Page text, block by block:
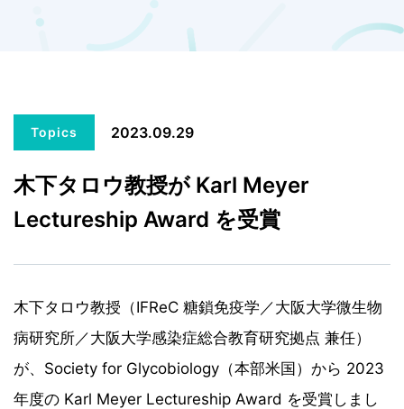
Topics 2023.09.29
木下タロウ教授が Karl Meyer
Lectureship Award を受賞
木下タロウ教授（IFReC 糖鎖免疫学／大阪大学微生物
病研究所／大阪大学感染症総合教育研究拠点 兼任）
が、Society for Glycobiology（本部米国）から 2023
年度の Karl Meyer Lectureship Award を受賞しまし